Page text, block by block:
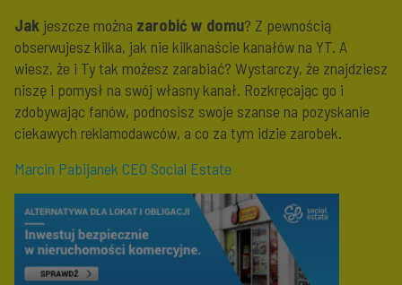
Jak jeszcze można zarobić w domu? Z pewnością
obserwujesz kilka, jak nie kilkanaście kanałów na YT. A
wiesz, że i Ty tak możesz zarabiać? Wystarczy, że znajdziesz
niszę i pomysł na swój własny kanał. Rozkręcając go i
zdobywając fanów, podnosisz swoje szanse na pozyskanie
ciekawych reklamodawców, a co za tym idzie zarobek.
Marcin Pabijanek CEO Social Estate